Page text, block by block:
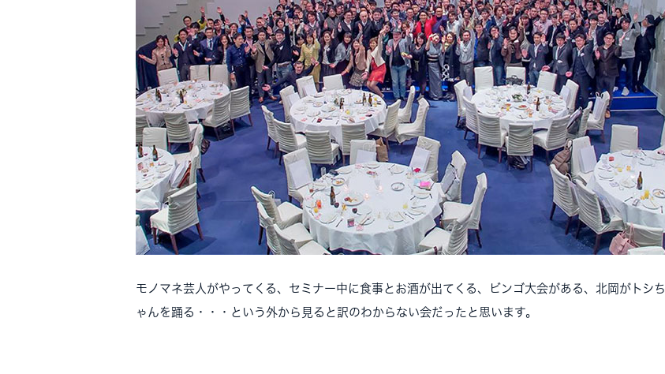
モノマネ芸人がやってくる、セミナー中に食事とお酒が出てくる、ビンゴ大会がある、北岡がトシち
ゃんを踊る・・・という外から見ると訳のわからない会だったと思います。